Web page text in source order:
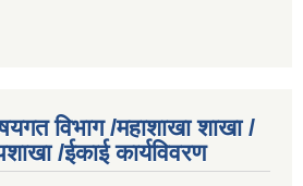
विभाग /महाशाखा शाखा /
/ईकाई कार्यविवरण